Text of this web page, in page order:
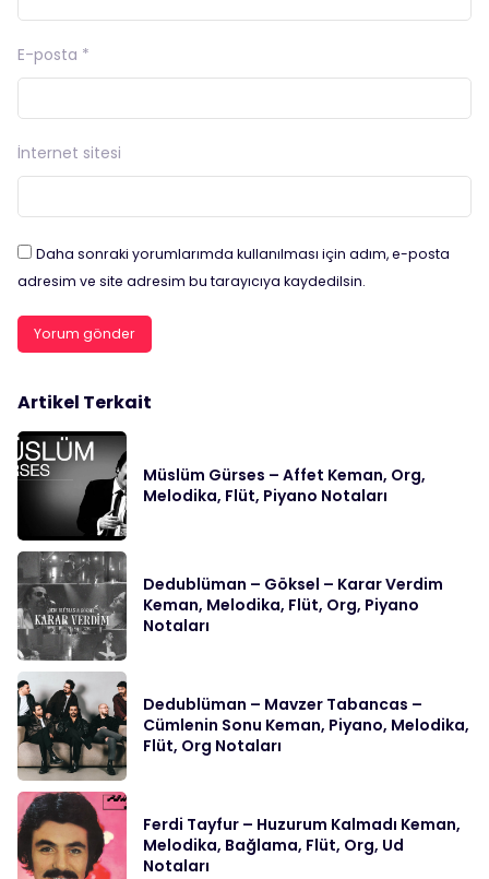
E-posta *
İnternet sitesi
Daha sonraki yorumlarımda kullanılması için adım, e-posta
adresim ve site adresim bu tarayıcıya kaydedilsin.
Artikel Terkait
Müslüm Gürses – Affet Keman, Org,
Melodika, Flüt, Piyano Notaları
Dedublüman – Göksel – Karar Verdim
Keman, Melodika, Flüt, Org, Piyano
Notaları
Dedublüman – Mavzer Tabancas –
Cümlenin Sonu Keman, Piyano, Melodika,
Flüt, Org Notaları
Ferdi Tayfur – Huzurum Kalmadı Keman,
Melodika, Bağlama, Flüt, Org, Ud
Notaları